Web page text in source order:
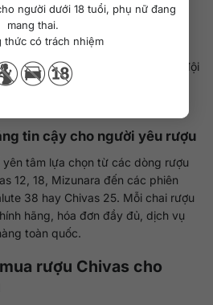
người dưới 18 tuổi, phụ nữ đang
mang thai.
thức có trách nhiệm
ổn định, tránh ánh nắng trực tiếp.
có tư vấn chuyên nghiệp
nghiệm, nên chọn những nơi có đội
để được tư vấn phù hợp với nhu
tin cậy cho người yêu rượu
yên tâm lựa chọn từ các dòng rượu
12, 18, Mizunara đến các phiên
38 hay Chivas 25. Mỗi chai rượu
hãng, hóa đơn đầy đủ, dịch vụ
toàn quốc.
rượu Chivas cho